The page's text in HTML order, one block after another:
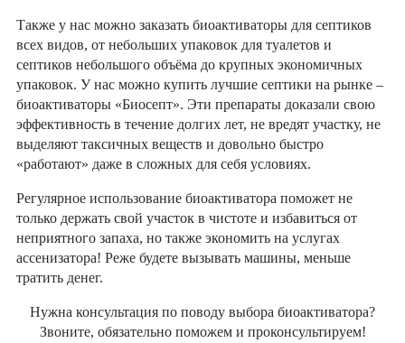
Также у нас можно заказать биоактиваторы для септиков
всех видов, от небольших упаковок для туалетов и
септиков небольшого объёма до крупных экономичных
упаковок. У нас можно купить лучшие септики на рынке –
биоактиваторы «Биосепт». Эти препараты доказали свою
эффективность в течение долгих лет, не вредят участку, не
выделяют таксичных веществ и довольно быстро
«работают» даже в сложных для себя условиях.
Регулярное использование биоактиватора поможет не
только держать свой участок в чистоте и избавиться от
неприятного запаха, но также экономить на услугах
ассенизатора! Реже будете вызывать машины, меньше
тратить денег.
Нужна консультация по поводу выбора биоактиватора?
Звоните, обязательно поможем и проконсультируем!